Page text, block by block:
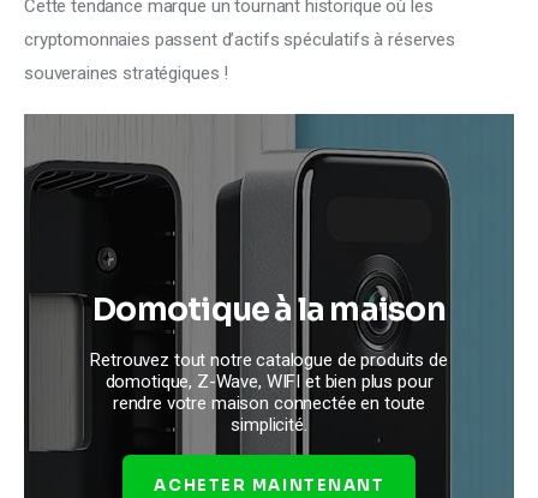
Cette tendance marque un tournant historique où les
cryptomonnaies passent d’actifs spéculatifs à réserves
souveraines stratégiques !
Domotique à la maison
Retrouvez tout notre catalogue de produits de
domotique, Z-Wave, WIFI et bien plus pour
rendre votre maison connectée en toute
simplicité.
ACHETER MAINTENANT